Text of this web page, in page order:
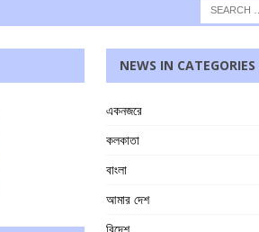
NEWS IN CATEGORIES
একনজরে
কলকাতা
বাংলা
আমার দেশ